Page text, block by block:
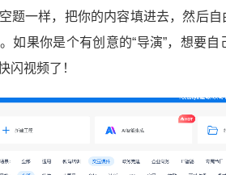
题一样，把你的内容填进去，然后
如果你是个有创意的“导演”，想要
闪视频了！